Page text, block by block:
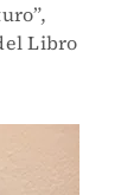
Libro